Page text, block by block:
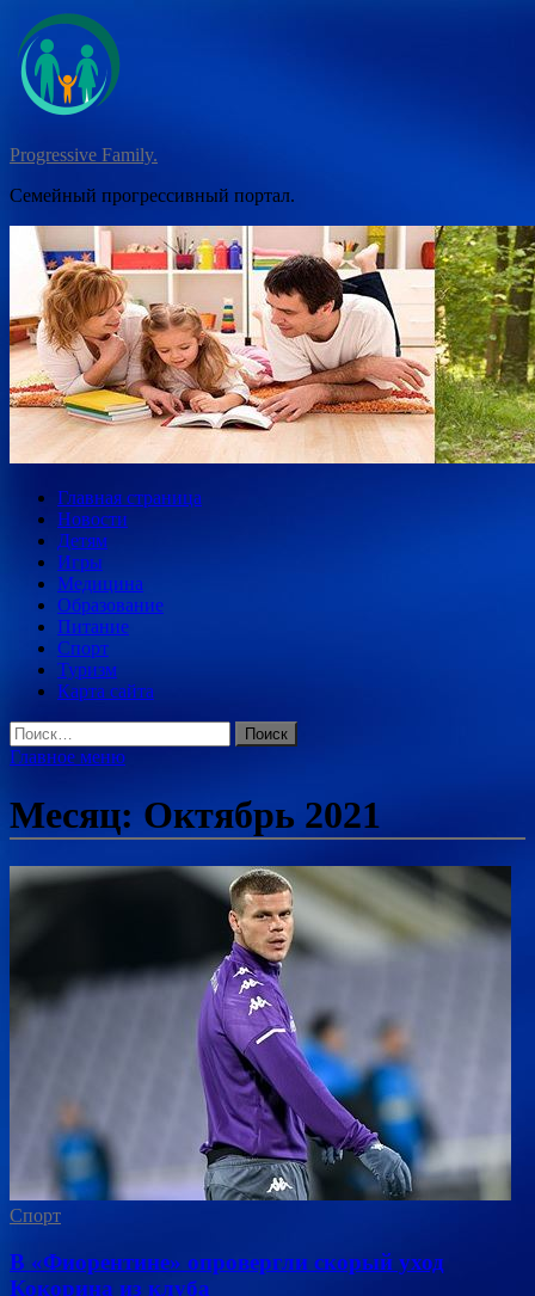
Перейти
содержимому
Progressive Family.
Семейный прогрессивный портал.
Главная страница
Новости
Детям
Игры
Медицина
Образование
Питание
Спорт
Туризм
Карта сайта
Найти:
Главное меню
Месяц: Октябрь 2021
Спорт
В «Фиорентине» опровергли скорый уход
Кокорина из клуба